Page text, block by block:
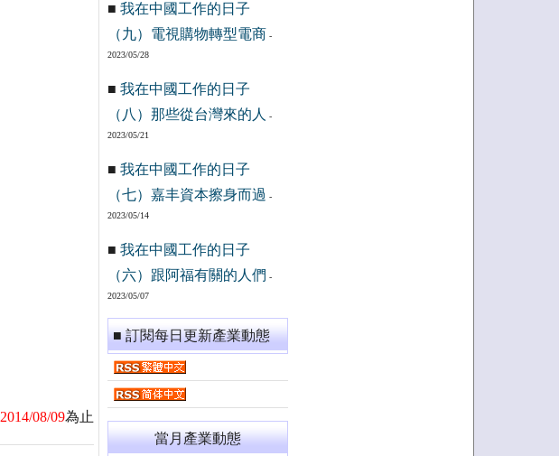
2014/08/09為止
■ 我在中國工作的日子
（九）電視購物轉型電商 -
2023/05/28
■ 我在中國工作的日子
（八）那些從台灣來的人
-
2023/05/21
■ 我在中國工作的日子
（七）嘉丰資本擦身而過 -
2023/05/14
■ 我在中國工作的日子
（六）跟阿福有關的人們 -
2023/05/07
■ 訂閱每日更新產業動態
當月產業動態